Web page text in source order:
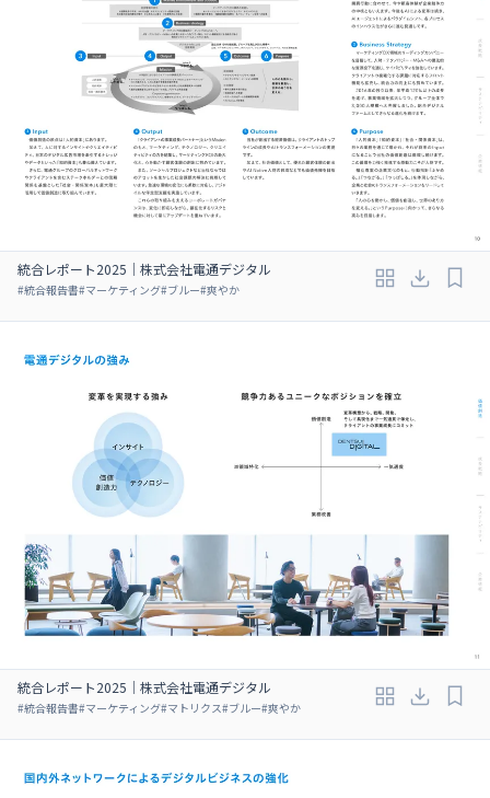
統合レポート2025｜株式会社電通デジタル
#統合報告書#マーケティング#ブルー#爽やか
統合レポート2025｜株式会社電通デジタル
#統合報告書#マーケティング#マトリクス#ブルー#爽やか